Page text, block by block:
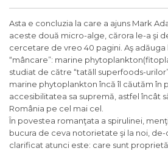
Asta e concluzia la care a ajuns Mark
aceste două micro-alge, cărora le-a şi
cercetare de vreo 40 pagini. Aş adăuga
“mâncare”: marine
studiat de către “tatăll superfoods-
marine phytoplankton încă îl căutăm în
accesibilitatea sa supremă, astfel încât
România pe cel mai cel.
În povestea romanţata a spirulinei,
bucura de ceva notorietate şi la noi,
clarificat atunci este: care sunt